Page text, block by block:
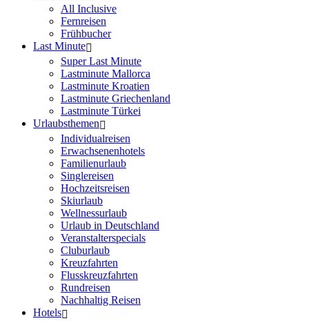
All Inclusive
Fernreisen
Frühbucher
Last Minute
Super Last Minute
Lastminute Mallorca
Lastminute Kroatien
Lastminute Griechenland
Lastminute Türkei
Urlaubsthemen
Individualreisen
Erwachsenenhotels
Familienurlaub
Singlereisen
Hochzeitsreisen
Skiurlaub
Wellnessurlaub
Urlaub in Deutschland
Veranstalterspecials
Cluburlaub
Kreuzfahrten
Flusskreuzfahrten
Rundreisen
Nachhaltig Reisen
Hotels